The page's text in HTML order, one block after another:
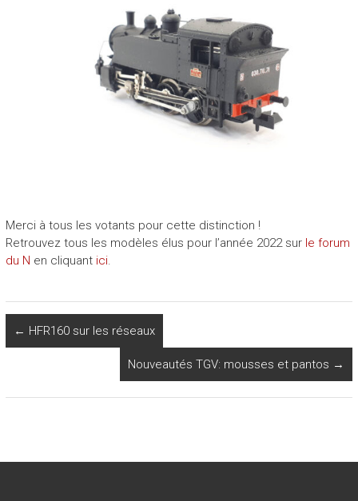
Merci à tous les votants pour cette distinction !
Retrouvez tous les modèles élus pour l’année 2022 sur le forum
du N en cliquant ici.
← HFR160 sur les réseaux
Nouveautés TGV: mousses et pantos →